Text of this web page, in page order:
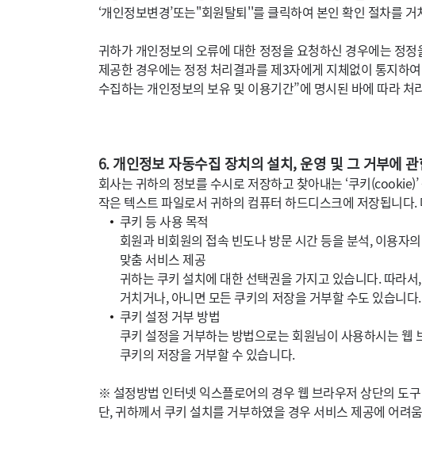
‘개인정보변경’또는''회원탈퇴''를 클릭하여 본인 확인 절차를
귀하가 개인정보의 오류에 대한 정정을 요청하신 경우에는 정
제공한 경우에는 정정 처리결과를 제3자에게 지체없이 통지하
수집하는 개인정보의 보유 및 이용기간”에 명시된 바에 따라
6. 개인정보 자동수집 장치의 설치, 운영 및 그 거부에
회사는 귀하의 정보를 수시로 저장하고 찾아내는 ‘쿠키
작은 텍스트 파일로서 귀하의 컴퓨터 하드디스크에 저장됩니
쿠키 등 사용 목적
회원과 비회원의 접속 빈도나 방문 시간 등을 분석, 이용자
맞춤 서비스 제공
귀하는 쿠키 설치에 대한 선택권을 가지고 있습니다. 따라
거치거나, 아니면 모든 쿠키의 저장을 거부할 수도 있습니다.
쿠키 설정 거부 방법
쿠키 설정을 거부하는 방법으로는 회원님이 사용하시는
쿠키의 저장을 거부할 수 있습니다.
※ 설정방법 인터넷 익스플로어의 경우 웹 브라우저 상단의 도
단, 귀하께서 쿠키 설치를 거부하였을 경우 서비스 제공에 어려